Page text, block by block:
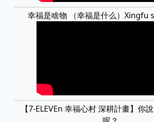
幸福是啥物 （幸福是什么）Xingfu
【7-ELEVEn 幸福心村 深耕計畫】你